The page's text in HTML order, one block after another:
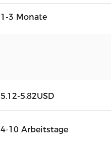
1-3 Monate
5.12-5.82USD
4-10 Arbeitstage